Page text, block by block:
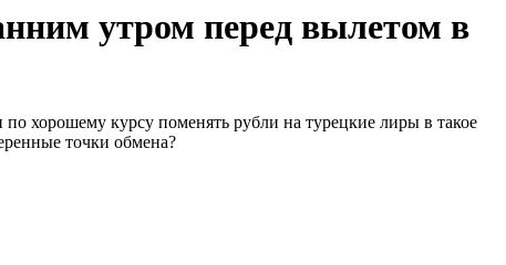
утром перед вылетом в
хорошему курсу поменять рубли на турецкие лиры в такое
точки обмена?